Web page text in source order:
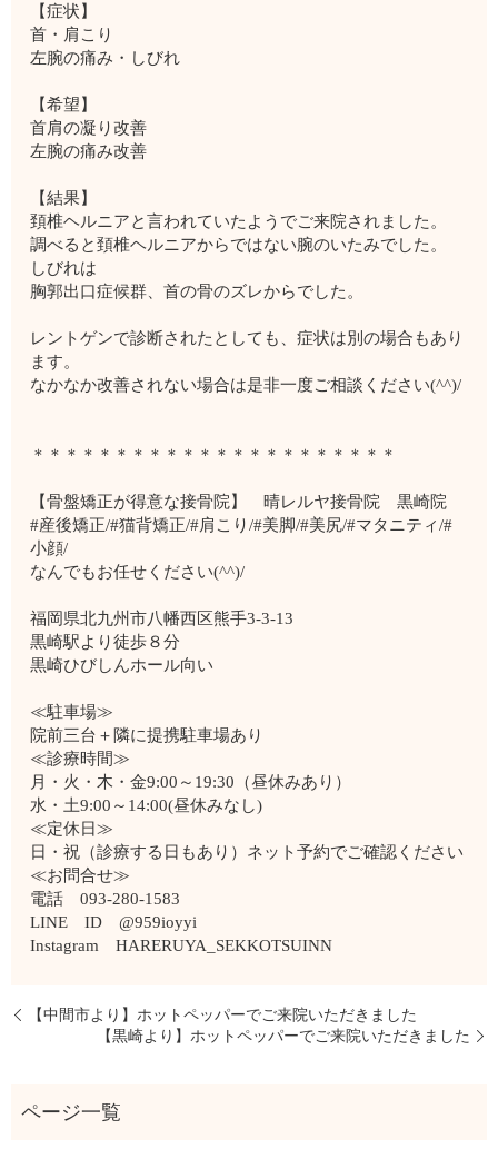
【症状】
首・肩こり
左腕の痛み・しびれ
【希望】
首肩の凝り改善
左腕の痛み改善
【結果】
頚椎ヘルニアと言われていたようでご来院されました。
調べると頚椎ヘルニアからではない腕のいたみでした。
しびれは
胸郭出口症候群、首の骨のズレからでした。
レントゲンで診断されたとしても、症状は別の場合もあり
ます。
なかなか改善されない場合は是非一度ご相談ください(^^)/
＊＊＊＊＊＊＊＊＊＊＊＊＊＊＊＊＊＊＊＊＊＊
【骨盤矯正が得意な接骨院】 晴レルヤ接骨院 黒崎院
#産後矯正/#猫背矯正/#肩こり/#美脚/#美尻/#マタニティ/#
小顔/
なんでもお任せください(^^)/
福岡県北九州市八幡西区熊手3-3-13
黒崎駅より徒歩８分
黒崎ひびしんホール向い
≪駐車場≫
院前三台＋隣に提携駐車場あり
≪診療時間≫
月・火・木・金9:00～19:30（昼休みあり）
水・土9:00～14:00(昼休みなし)
≪定休日≫
日・祝（診療する日もあり）ネット予約でご確認ください
≪お問合せ≫
電話 093-280-1583
LINE ID @959ioyyi
Instagram HARERUYA_SEKKOTSUINN
【中間市より】ホットペッパーでご来院いただきました
【黒崎より】ホットペッパーでご来院いただきました